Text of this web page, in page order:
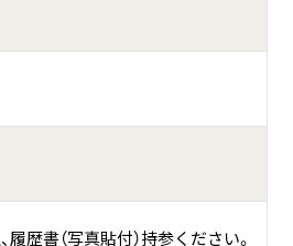
歴書（写真貼付）持参ください。